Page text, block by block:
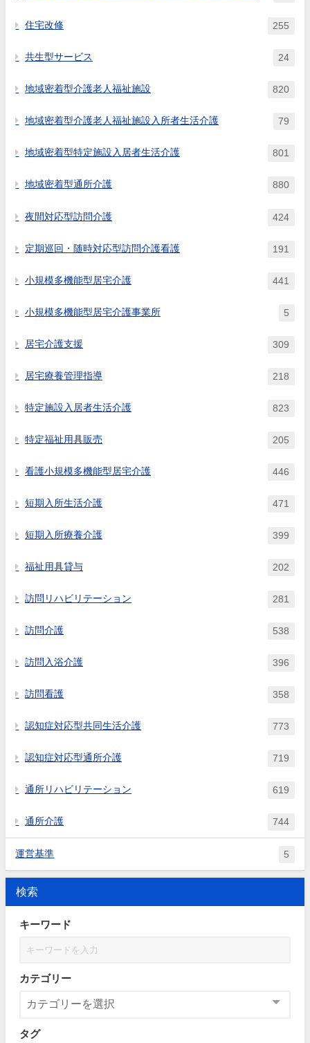
住宅改修 255
共生型サービス 24
地域密着型介護老人福祉施設 820
地域密着型介護老人福祉施設入所者生活介護 79
地域密着型特定施設入居者生活介護 801
地域密着型通所介護 880
夜間対応型訪問介護 424
定期巡回・随時対応型訪問介護看護 191
小規模多機能型居宅介護 441
小規模多機能型居宅介護事業所 5
居宅介護支援 309
居宅療養管理指導 218
特定施設入居者生活介護 823
特定福祉用具販売 205
看護小規模多機能型居宅介護 446
短期入所生活介護 471
短期入所療養介護 399
福祉用具貸与 202
訪問リハビリテーション 281
訪問介護 538
訪問入浴介護 396
訪問看護 358
認知症対応型共同生活介護 773
認知症対応型通所介護 719
通所リハビリテーション 619
通所介護 744
運営基準 5
検索
キーワード
カテゴリー
タグ